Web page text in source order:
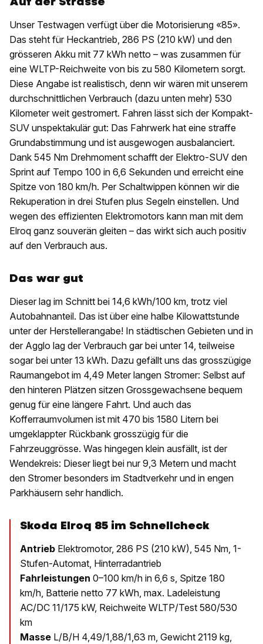
Unser Testwagen verfügt über die Motorisierung «85».
Das steht für Heckantrieb, 286 PS (210 kW) und den
grösseren Akku mit 77 kWh netto – was zusammen für
eine WLTP-Reichweite von bis zu 580 Kilometern sorgt.
Diese Angabe ist realistisch, denn wir wären mit unserem
durchschnittlichen Verbrauch (dazu unten mehr) 530
Kilometer weit gestromert. Fahren lässt sich der Kompakt-
SUV unspektakulär gut: Das Fahrwerk hat eine straffe
Grundabstimmung und ist ausgewogen ausbalanciert.
Dank 545 Nm Drehmoment schafft der Elektro-SUV den
Sprint auf Tempo 100 in 6,6 Sekunden und erreicht eine
Spitze von 180 km/h. Per Schaltwippen können wir die
Rekuperation in drei Stufen plus Segeln einstellen. Und
wegen des effizienten Elektromotors kann man mit dem
Elroq ganz souverän gleiten – das wirkt sich auch positiv
auf den Verbrauch aus.
Das war gut
Dieser lag im Schnitt bei 14,6 kWh/100 km, trotz viel
Autobahnanteil. Das ist über eine halbe Kilowattstunde
unter der Herstellerangabe! In städtischen Gebieten und in
der Agglo lag der Verbrauch gar bei unter 14, teilweise
sogar bei unter 13 kWh. Dazu gefällt uns das grosszügige
Raumangebot im 4,49 Meter langen Stromer: Selbst auf
den hinteren Plätzen sitzen Grossgewachsene bequem
genug für eine längere Fahrt. Und auch das
Kofferraumvolumen ist mit 470 bis 1580 Litern bei
umgeklappter Rückbank grosszügig für die
Fahrzeuggrösse. Was hingegen klein ausfällt, ist der
Wendekreis: Dieser liegt bei nur 9,3 Metern und macht
den Stromer besonders im Stadtverkehr und in engen
Parkhäusern sehr handlich.
Skoda Elroq 85 im Schnellcheck
Antrieb Elektromotor, 286 PS (210 kW), 545 Nm, 1-
Stufen-Automat, Hinterradantrieb
Fahrleistungen 0–100 km/h in 6,6 s, Spitze 180
km/h, Batterie netto 77 kWh, max. Ladeleistung
AC/DC 11/175 kW, Reichweite WLTP/Test 580/530
km
Masse L/B/H 4,49/1,88/1,63 m, Gewicht 2119 kg,